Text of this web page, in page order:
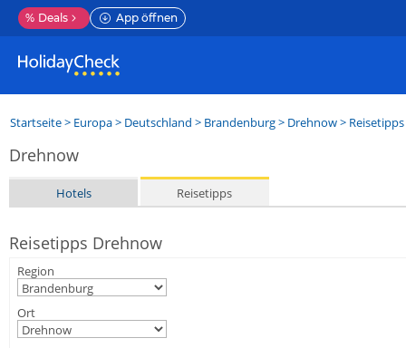
% Deals App öffnen
Startseite> Europa> Deutschland > Brandenburg> Drehnow> Reisetipps
Drehnow
Hotels Reisetipps
Reisetipps Drehnow
Region
Ort